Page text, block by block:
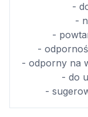
-
-
-
-
- odporny na
- do
-